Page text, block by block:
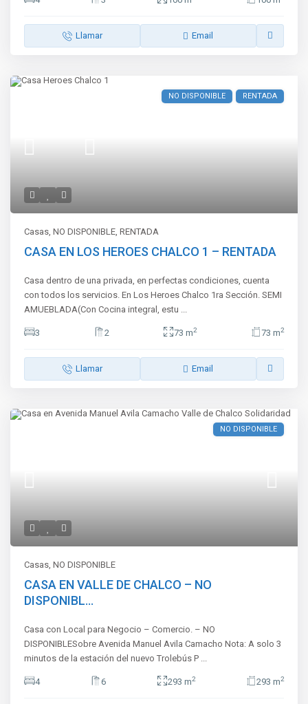
Llamar Email
NO DISPONIBLE RENTADA
Casas,NO DISPONIBLE,RENTADA
CASA EN LOS HEROES CHALCO 1 – RENTADA
Casa dentro de una privada, en perfectas condiciones, cuenta
con todos los servicios. En Los Heroes Chalco 1ra Sección. SEMI
AMUEBLADA(Con Cocina integral, estu ...
3 2 73 m2 73 m2
Llamar Email
NO DISPONIBLE
Casas,NO DISPONIBLE
CASA EN VALLE DE CHALCO – NO
DISPONIBL...
Casa con Local para Negocio – Comercio. – NO
DISPONIBLESobre Avenida Manuel Avila Camacho Nota: A solo 3
minutos de la estación del nuevo Trolebús P ...
4 6 293 m2 293 m2